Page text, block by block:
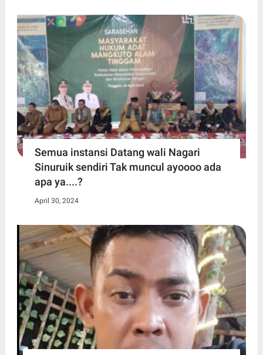
Semua instansi Datang wali Nagari
Sinuruik sendiri Tak muncul ayoooo ada
apa ya....?
April 30, 2024